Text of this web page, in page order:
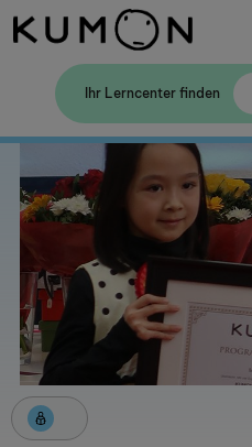
Ihr Lerncenter finden
Willkommen bei Kumon
Die Kumon-Methode
Die Geschichte von Kumon